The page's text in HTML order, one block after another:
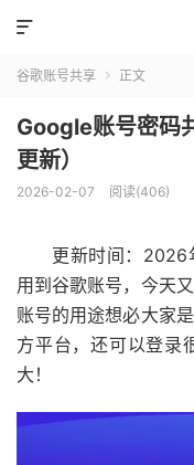

谷歌账号共享  正文
Google账号密码
更新）
2026-02-07 阅读(406)
更新时间：2026
用到谷歌账号，今天
账号的用途想必大家
方平台，还可以登录
大！